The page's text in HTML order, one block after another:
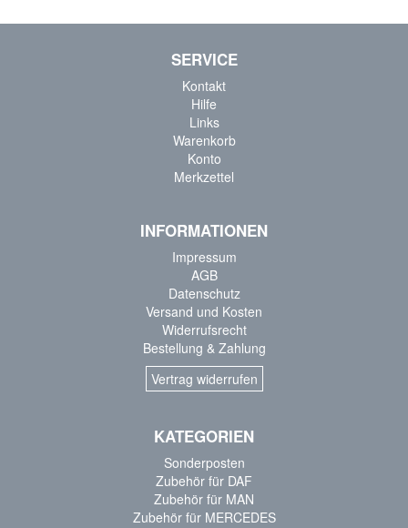
SERVICE
Kontakt
Hilfe
Links
Warenkorb
Konto
Merkzettel
INFORMATIONEN
Impressum
AGB
Datenschutz
Versand und Kosten
Widerrufsrecht
Bestellung & Zahlung
Vertrag widerrufen
KATEGORIEN
Sonderposten
Zubehör für DAF
Zubehör für MAN
Zubehör für MERCEDES